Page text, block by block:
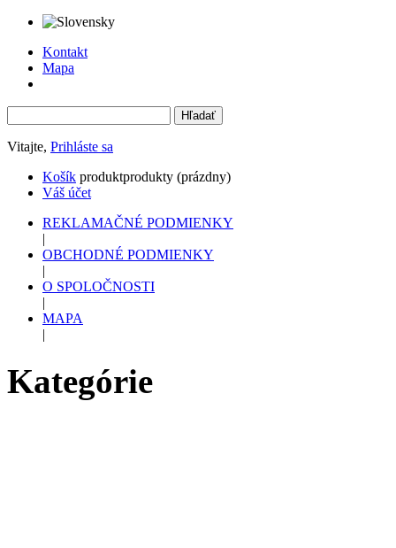
Kontakt
Mapa
Vitajte, Prihláste sa
Košík produktprodukty (prázdny)
Váš účet
REKLAMAČNÉ PODMIENKY
|
OBCHODNÉ PODMIENKY
|
O SPOLOČNOSTI
|
MAPA
|
Kategórie